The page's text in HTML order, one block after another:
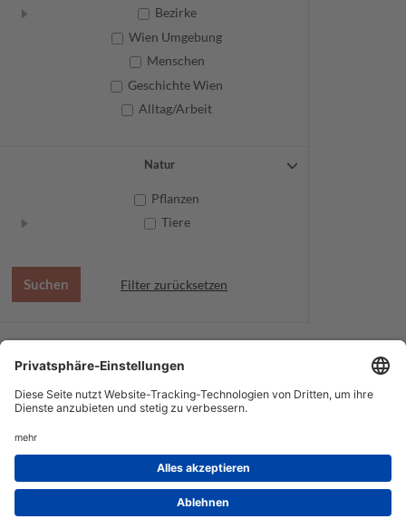
Bezirke
Wien Umgebung
Menschen
Geschichte Wien
Alltag/Arbeit
Natur
Pflanzen
Tiere
Filter zurücksetzen
Datenschutz
Service